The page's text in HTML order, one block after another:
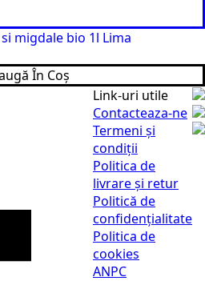
migdale bio 1l Lima
În Coș
Link-uri utile
Contacteaza-ne
Termeni și
condiții
Politica de
livrare și retur
Politică de
confidențialitate
Politica de
cookies
ANPC